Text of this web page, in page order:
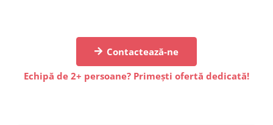
Contactează-ne
Echipă de 2+ persoane? Primești ofertă dedicată!